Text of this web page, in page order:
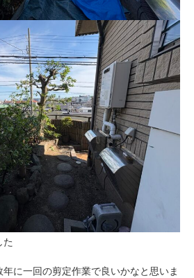
た
に一回の剪定作業で良いかなと思いま